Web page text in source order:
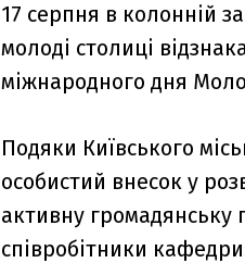
17 серпня в колонній
молоді столиці
міжнародного дня
Подяки Київського
особистий внесок у
активну громадянську
співробітники